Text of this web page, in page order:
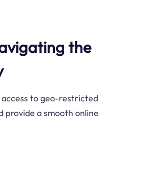
the
to geo-restricted
provide a smooth online